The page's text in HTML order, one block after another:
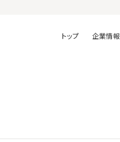
トップ 企業情報